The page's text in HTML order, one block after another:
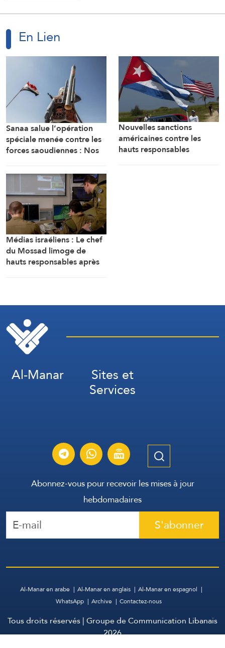
En Lien
Sanaa salue l’opération
spéciale menée contre les
forces saoudiennes : Nos
Nouvelles sanctions
américaines contre les
hauts responsables
Médias israéliens : Le chef
du Mossad limoge de
hauts responsables après
Al-Manar Sites et
Services
Abonnez-vous pour recevoir les mises à jour
hebdomadaires
S'abonner
Al-Manar en arabe Al-Manar en anglais
Al-Manar en espagnol
WhatsApp
Archive Contactez-nous
Tous droits réservés | Groupe de Communication Libanais
2026